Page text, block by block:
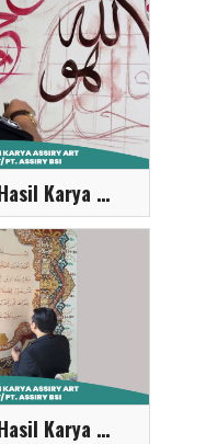
Portofolio Album Hasil Karya Assiry Art
Portofolio Album Hasil Karya Assiry Art